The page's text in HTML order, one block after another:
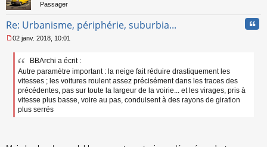
Passager
Re: Urbanisme, périphérie, suburbia...
e
o
02 janv. 2018, 10:01
BBArchi a écrit :
Autre paramètre important : la neige fait réduire drastiquement les
vitesses ; les voitures roulent assez précisément dans les traces des
précédentes, pas sur toute la largeur de la voirie... et les virages, pris à
vitesse plus basse, voire au pas, conduisent à des rayons de giration
plus serrés